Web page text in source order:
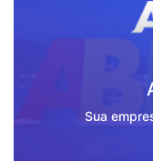
Sua